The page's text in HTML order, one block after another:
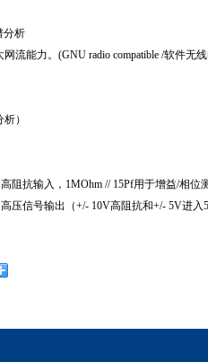
分析
流能力。 (GNU radio compatible /软件无
）
阻抗输入， 1MOhm // 15Pf用于增益/相位
压信号输出（+/- 10V高阻抗和+/- 5V进入